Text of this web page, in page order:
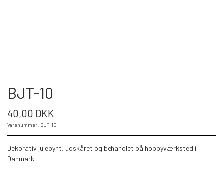
BJT-10
40,00 DKK
Varenummer: BJT-10
Dekorativ julepynt, udskåret og behandlet på hobbyværksted i
Danmark.